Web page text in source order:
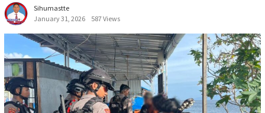
Sihumastte
January 31, 2026
587 Views